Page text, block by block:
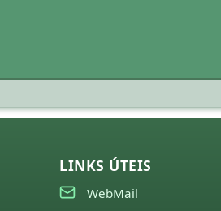
LINKS ÚTEIS
WebMail